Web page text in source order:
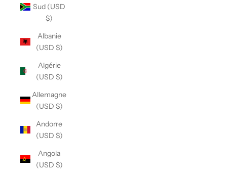
Sud (USD
$)
Albanie
(USD $)
Algérie
(USD $)
Allemagne
(USD $)
Andorre
(USD $)
Angola
(USD $)